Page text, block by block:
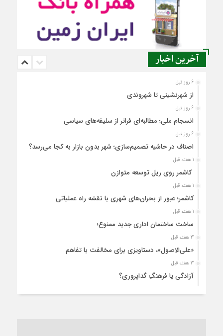
آخرین اخبار
6 روز قبل
از شهرنشینی تا شهروندی
6 روز قبل
انسجام ملی؛ مطالبه‌ای فراتر از سلیقه‌های سیاسی
6 روز قبل
اصناف در حاشیه تصمیم‌سازی؛ شهر بدون بازار به کجا می‌رسد؟
1 هفته قبل
کاشمر روی ریل توسعه متوازن
1 هفته قبل
کاشمر؛ عبور از بحران‌های شهری با نقشه راه عملیاتی
1 هفته قبل
ساخت ساختمان اداری جدید ممنوع؛
3 هفته قبل
«علی‌الاصول»، دستاویزی برای مخالفت با تفاهم
3 هفته قبل
آزادگی یا فرهنگِ گداپروری؟